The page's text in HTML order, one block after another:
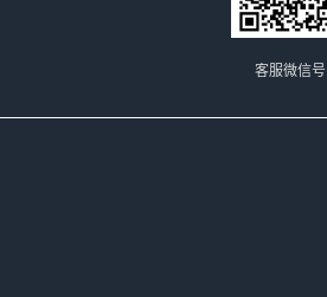
客服微信号